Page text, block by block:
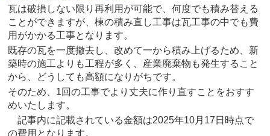
瓦は破損しない限り再利用が可能で、何度でも積み替える
ことができますが、棟の積み直し工事は瓦工事の中でも費
用がかかる工事となります。
既存の瓦を一度撤去し、改めて一から積み上げるため、新
築時の施工よりも工程が多く、産業廃棄物も発生すること
から、どうしても高額になりがちです。
そのため、1回の工事でより丈夫に作り直すことをおすす
めいたします。
記事内に記載されている金額は2025年10月17日時点で
の費用となります。